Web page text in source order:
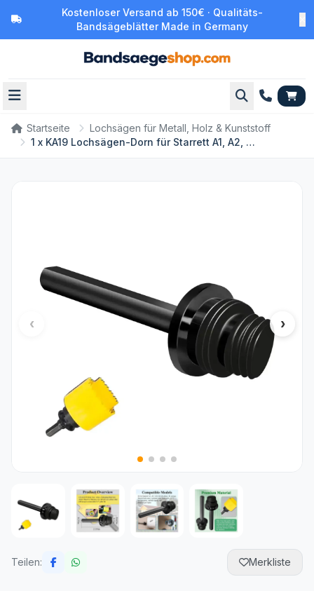
Kostenloser Versand ab 150€ · Qualitäts-
Bandsägeblätter Made in Germany
Startseite
Lochsägen für Metall, Holz & Kunststoff
1 x KA19 Lochsägen-Dorn für Starrett A1, A2, A10 Dorn / KA19N, für Lochsägen-Dorne, die einen abnehmbaren 6,35 mm Pilot-Bit akzeptieren können, vergrößern Lochsägen-Dorn Pilot Fix Fehler
Teilen: Merkliste